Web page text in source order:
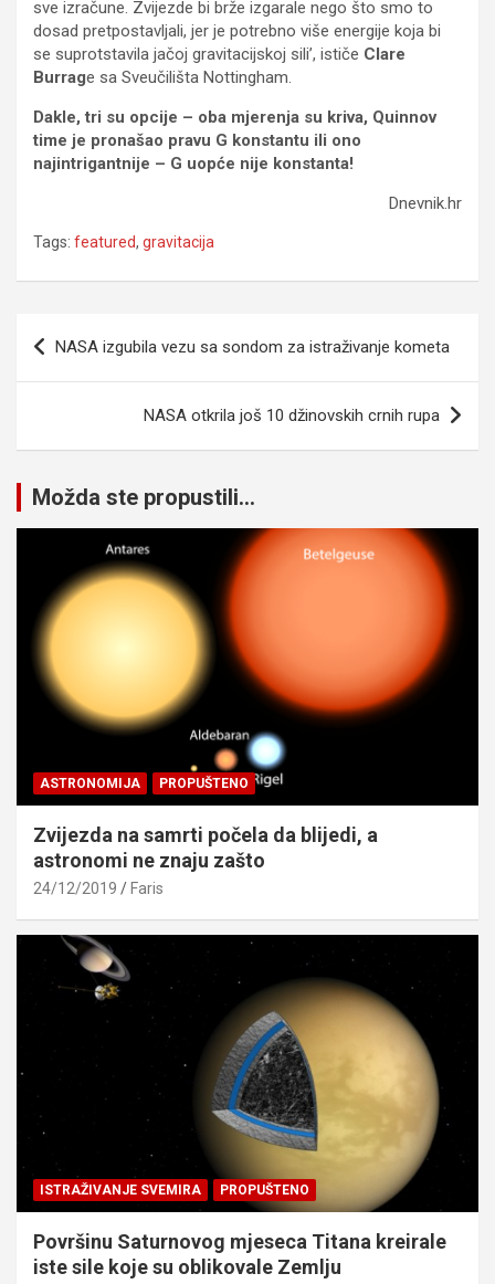
sve izračune. Zvijezde bi brže izgarale nego što smo to
dosad pretpostavljali, jer je potrebno više energije koja bi
se suprotstavila jačoj gravitacijskoj sili’, ističe Clare
Burrage sa Sveučilišta Nottingham.
Dakle, tri su opcije – oba mjerenja su kriva, Quinnov
time je pronašao pravu G konstantu ili ono
najintrigantnije – G uopće nije konstanta!
Dnevnik.hr
Tags: featured, gravitacija
Navigacija
članaka
NASA izgubila vezu sa sondom za istraživanje kometa
NASA otkrila još 10 džinovskih crnih rupa
Možda ste propustili...
ASTRONOMIJA PROPUŠTENO
Zvijezda na samrti počela da blijedi, a
astronomi ne znaju zašto
24/12/2019 Faris
ISTRAŽIVANJE SVEMIRA PROPUŠTENO
Površinu Saturnovog mjeseca Titana kreirale
iste sile koje su oblikovale Zemlju